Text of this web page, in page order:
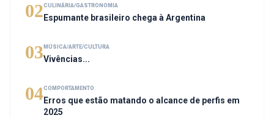
02CULINÁRIA/GASTRONOMIA
Espumante brasileiro chega à Argentina
03 MÚSICA/ARTE/CULTURA
Vivências...
04COMPORTAMENTO
Erros que estão matando o alcance de perfis em
2025